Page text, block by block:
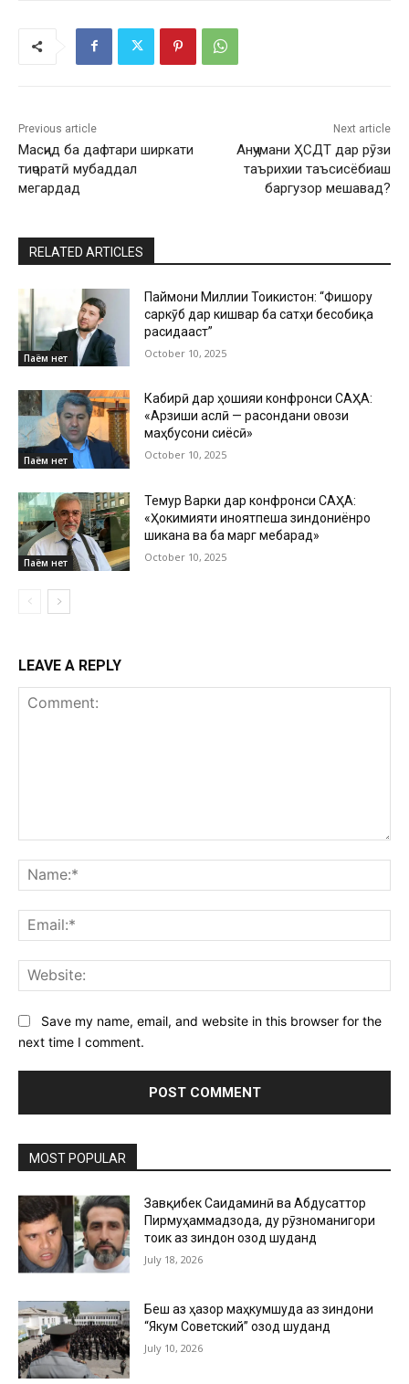
Previous article
Масҷид ба дафтари ширкати
тиҷоратӣ мубаддал
мегардад
Next article
Анҷумани ҲСДТ дар рӯзи
таърихии таъсисёбиаш
баргузор мешавад?
RELATED ARTICLES
Паём нет
Паймони Миллии Тоҷикистон: “Фишору
саркӯб дар кишвар ба сатҳи бесобиқа
расидааст”
October 10, 2025
Паём нет
Кабирӣ дар ҳошияи конфронси САҲА:
«Арзиши аслӣ — расондани овози
маҳбусони сиёсӣ»
October 10, 2025
Паём нет
Темур Варки дар конфронси САҲА:
«Ҳокимияти ҷиноятпеша зиндониёнро
шиканҷа ва ба марг мебарад»
October 10, 2025
LEAVE A REPLY
Save my name, email, and website in this browser for the
next time I comment.
MOST POPULAR
Завқибек Саидаминӣ ва Абдусаттор
Пирмуҳаммадзода, ду рӯзноманигори
тоҷик аз зиндон озод шуданд
July 18, 2026
Беш аз ҳазор маҳкумшуда аз зиндони
“Якум Советский” озод шуданд
July 10, 2026